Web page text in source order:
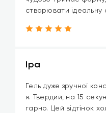
створювати ідеальну
Іра
Гель дуже зручної
я. Твердий, на 15
гарно. Цей відтінок